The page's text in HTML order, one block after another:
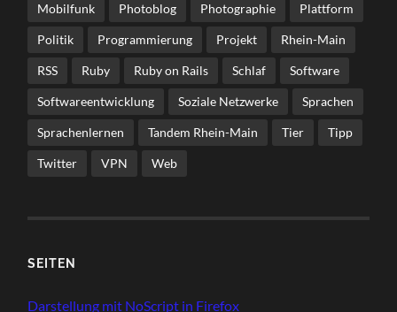
Mobilfunk Photoblog Photographie Plattform
Politik Programmierung Projekt Rhein-Main
RSS Ruby Ruby on Rails Schlaf Software
Softwareentwicklung Soziale Netzwerke Sprachen
Sprachenlernen Tandem Rhein-Main Tier Tipp
Twitter VPN Web
SEI­TEN
Dar­stel­lung mit NoScript in Firefox